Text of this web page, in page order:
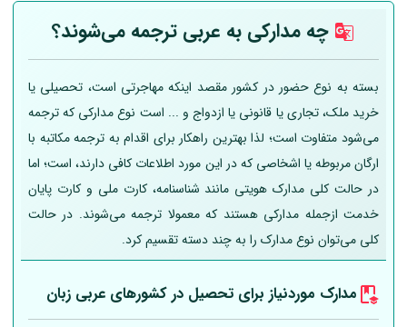
چه مدارکی به عربی ترجمه می‌شوند؟
بسته به نوع حضور در کشور مقصد اینکه مهاجرتی است، تحصیلی یا
خرید ملک، تجاری یا قانونی یا ازدواج و ... است نوع مدارکی که ترجمه
می‌شود متفاوت است؛ لذا بهترین راهکار برای اقدام به ترجمه مکاتبه با
ارگان مربوطه یا اشخاصی که در این مورد اطلاعات کافی دارند، است؛ اما
در حالت کلی مدارک هویتی مانند شناسنامه، کارت ملی و کارت پایان
خدمت ازجمله مدارکی هستند که معمولا ترجمه می‌شوند. در حالت
کلی می‌توان نوع مدارک را به چند دسته تقسیم کرد.
مدارک موردنیاز برای تحصیل در کشورهای عربی زبان